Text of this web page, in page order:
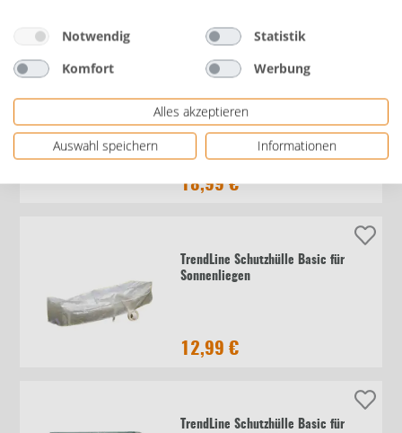
TrendLine Schutzhülle Exclusive für
Strandkörbe
18,99 €
TrendLine Schutzhülle Basic für
Sonnenliegen
12,99 €
TrendLine Schutzhülle Basic für
Notwendig
Statistik
Komfort
Werbung
Alles akzeptieren
Auswahl speichern
Informationen